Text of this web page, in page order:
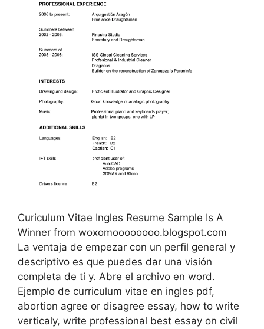
Curiculum Vitae Ingles Resume Sample Is A
Winner from woxomoooooooo.blogspot.com
La ventaja de empezar con un perfil general y
descriptivo es que puedes dar una visión
completa de ti y. Abre el archivo en word.
Ejemplo de curriculum vitae en ingles pdf,
abortion agree or disagree essay, how to write
verticaly, write professional best essay on civil